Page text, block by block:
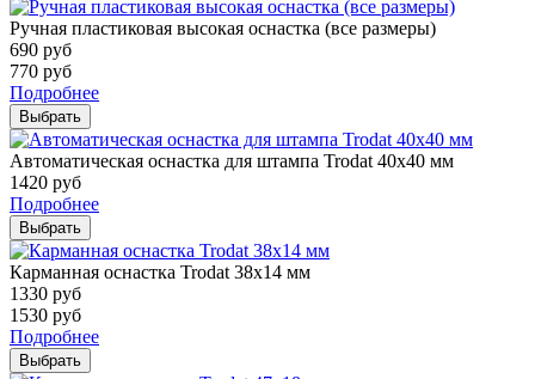
Ручная пластиковая высокая оснастка (все размеры)
690 руб
770 руб
Подробнее
Выбрать
Автоматическая оснастка для штампа Trodat 40х40 мм
1420 руб
Подробнее
Выбрать
Карманная оснастка Trodat 38х14 мм
1330 руб
1530 руб
Подробнее
Выбрать